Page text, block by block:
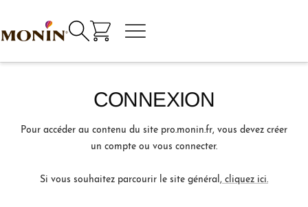
contenu
Monin
Navigation
CONNEXION
Pour accéder au contenu du site pro.monin.fr, vous devez créer
un compte ou vous connecter.
Si vous souhaitez parcourir le site général, cliquez ici.